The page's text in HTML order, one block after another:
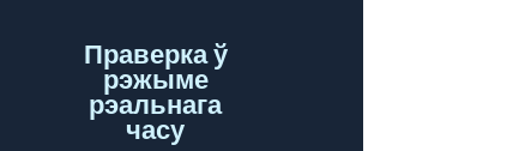
Праверка ў
рэжыме
рэальнага
часу